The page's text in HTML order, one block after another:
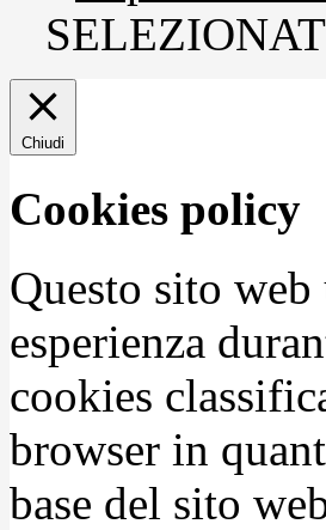
Chiudi
Cookies policy
Questo sito
esperienza
cookies
browser in
base del sito